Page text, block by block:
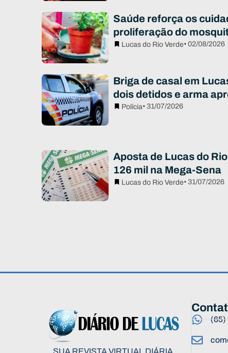
Saúde reforça os
proliferação do
Lucas do Rio Verde• 02/08/2026
Briga de casal em
dois detidos e arma
Polícia• 31/07/2026
Aposta de Lucas do
126 mil na Mega-Sena
Lucas do Rio Verde• 31/07/2026
(65)